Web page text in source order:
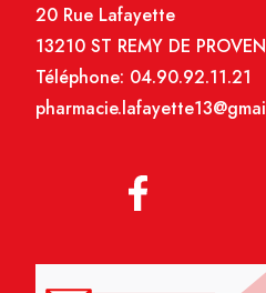
20 Rue Lafayette
13210 ST REMY DE
Téléphone: 04.90.92.11.21